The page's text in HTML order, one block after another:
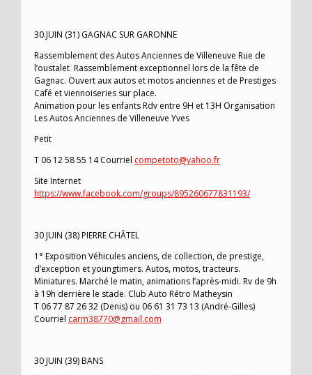
30.JUIN (31) GAGNAC SUR GARONNE
Rassemblement des Autos Anciennes de Villeneuve Rue de
l’oustalet Rassemblement exceptionnel lors de la fête de
Gagnac. Ouvert aux autos et motos anciennes et de Prestiges
Café et viennoiseries sur place.
Animation pour les enfants Rdv entre 9H et 13H Organisation
Les Autos Anciennes de Villeneuve Yves
Petit
T 06 12 58 55 14 Courriel competoto@yahoo.fr
Site Internet
https://www.facebook.com/groups/895260677831193/
30 JUIN (38) PIERRE CHÂTEL
1° Exposition Véhicules anciens, de collection, de prestige,
d’exception et youngtimers. Autos, motos, tracteurs.
Miniatures. Marché le matin, animations l’après-midi. Rv de 9h
à 19h derrière le stade. Club Auto Rétro Matheysin
T 06 77 87 26 32 (Denis) ou 06 61 31 73 13 (André-Gilles)
Courriel carm38770@gmail.com
30 JUIN (39) BANS